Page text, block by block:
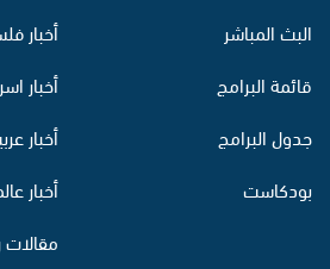
البث المباشر
قائمة البرامج
جدول البرامج
بودكاست
أخبار
أخبار
أخبار
أخبار
مقالات